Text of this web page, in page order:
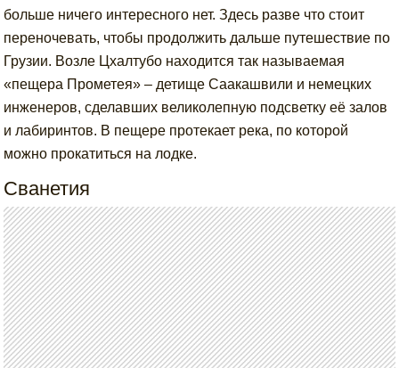
больше ничего интересного нет. Здесь разве что стоит
переночевать, чтобы продолжить дальше путешествие по
Грузии. Возле Цхалтубо находится так называемая
«пещера Прометея» – детище Саакашвили и немецких
инженеров, сделавших великолепную подсветку её залов
и лабиринтов. В пещере протекает река, по которой
можно прокатиться на лодке.
Сванетия